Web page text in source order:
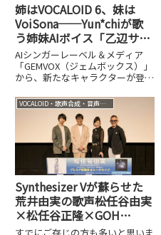
姉はVOCALOID 6、妹は
VoiSona──Yun*chiが歌
う姉妹AIボイス「乙辺サフ
ァイア」「乙辺ヒスイ」誕
生。アニメ化も視野に展開
AIシンガーレーベル＆メディア
「GEMVOX（ジェムボックス）」
から、新たなキャラクターが登場
は、VOCALOID 6のボイスバンク
「乙辺サファイア」とVoiSonaの
ソングボイスライブラリ「乙辺ヒ
スイ」。両...
VOCALOID・歌声合成・音声合成
Synthesizer Vが蘇らせた
荒井由実の歌声――松任谷由実
×松任谷正隆×GOH
HOTODA×カンル・フアが
すでにご存じの方も多いと思いま